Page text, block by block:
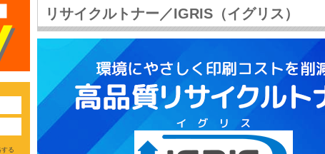
リサイクルトナー／IGRIS（イグリス）
る